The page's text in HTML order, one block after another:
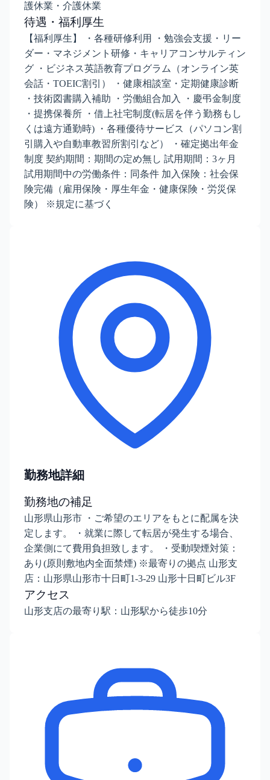
護休業・介護休業
待遇・福利厚生
【福利厚生】 ・各種研修利用 ・勉強会支援・リー
ダー・マネジメント研修・キャリアコンサルティン
グ ・ビジネス英語教育プログラム（オンライン英
会話・TOEIC割引） ・健康相談室・定期健康診断
・技術図書購入補助 ・労働組合加入 ・慶弔金制度
・提携保養所 ・借上社宅制度(転居を伴う勤務もし
くは遠方通勤時) ・各種優待サービス（パソコン割
引購入や自動車教習所割引など） ・確定拠出年金
制度 契約期間：期間の定め無し 試用期間：3ヶ月
試用期間中の労働条件：同条件 加入保険：社会保
険完備（雇用保険・厚生年金・健康保険・労災保
険） ※規定に基づく
勤務地詳細
勤務地の補足
山形県山形市 ・ご希望のエリアをもとに配属を決
定します。 ・就業に際して転居が発生する場合、
企業側にて費用負担致します。 ・受動喫煙対策：
あり(原則敷地内全面禁煙) ※最寄りの拠点 山形支
店：山形県山形市十日町1-3-29 山形十日町ビル3F
アクセス
山形支店の最寄り駅：山形駅から徒歩10分